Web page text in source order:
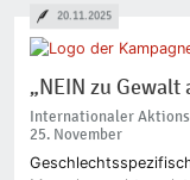
„NEIN zu Gewalt
Internationaler
25. November
20.11.2025